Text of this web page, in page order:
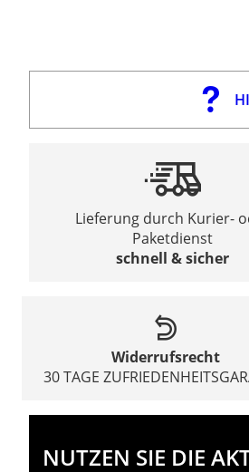
Lieferung durch Kurier-
Paketdienst
schnell & sicher
Widerrufsrecht
30 TAGE
NUTZEN SIE DIE